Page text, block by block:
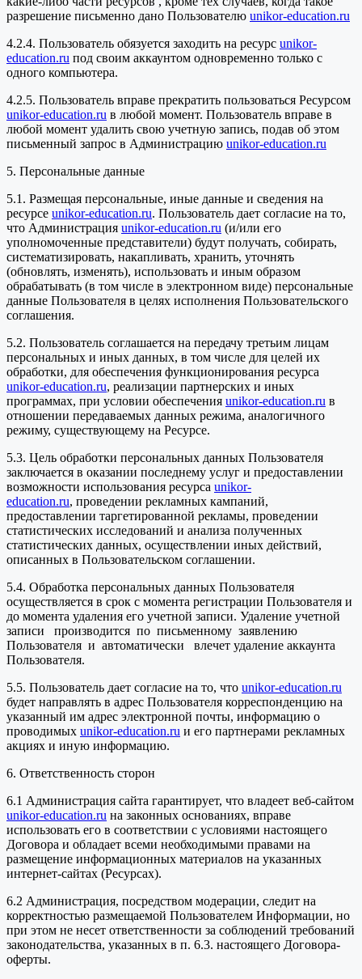
разрешение письменно дано Пользователю unikor-education.ru
4.2.4. Пользователь обязуется заходить на ресурс unikor-
education.ru под своим аккаунтом одновременно только с
одного компьютера.
4.2.5. Пользователь вправе прекратить пользоваться Ресурсом
unikor-education.ru в любой момент. Пользователь вправе в
любой момент удалить свою учетную запись, подав об этом
письменный запрос в Администрацию unikor-education.ru
5. Персональные данные
5.1. Размещая персональные, иные данные и сведения на
ресурсе unikor-education.ru. Пользователь дает согласие на то,
что Администрация unikor-education.ru (и/или его
уполномоченные представители) будут получать, собирать,
систематизировать, накапливать, хранить, уточнять
(обновлять, изменять), использовать и иным образом
обрабатывать (в том числе в электронном виде) персональные
данные Пользователя в целях исполнения Пользовательского
соглашения.
5.2. Пользователь соглашается на передачу третьим лицам
персональных и иных данных, в том числе для целей их
обработки, для обеспечения функционирования ресурса
unikor-education.ru, реализации партнерских и иных
программах, при условии обеспечения unikor-education.ru в
отношении передаваемых данных режима, аналогичного
режиму, существующему на Ресурсе.
5.3. Цель обработки персональных данных Пользователя
заключается в оказании последнему услуг и предоставлении
возможности использования ресурса unikor-
education.ru, проведении рекламных кампаний,
предоставлении таргетированной рекламы, проведении
статистических исследований и анализа полученных
статистических данных, осуществлении иных действий,
описанных в Пользовательском соглашении.
5.4. Обработка персональных данных Пользователя
осуществляется в срок с момента регистрации Пользователя и
до момента удаления его учетной записи. Удаление учетной
записи производится по письменному заявлению
Пользователя и автоматически влечет удаление аккаунта
Пользователя.
5.5. Пользователь дает согласие на то, что unikor-education.ru
будет направлять в адрес Пользователя корреспонденцию на
указанный им адрес электронной почты, информацию о
проводимых unikor-education.ru и его партнерами рекламных
акциях и иную информацию.
6. Ответственность сторон
6.1 Администрация сайта гарантирует, что владеет веб-сайтом
unikor-education.ru на законных основаниях, вправе
использовать его в соответствии с условиями настоящего
Договора и обладает всеми необходимыми правами на
размещение информационных материалов на указанных
интернет-сайтах (Ресурсах).
6.2 Администрация, посредством модерации, следит на
корректностью размещаемой Пользователем Информации, но
при этом не несет ответственности за соблюдений требований
законодательства, указанных в п. 6.3. настоящего Договора-
оферты.